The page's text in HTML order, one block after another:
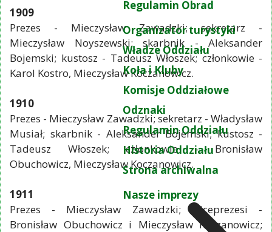
Regulamin Obrad
Organizator turystyki
Władze Oddziału
Koła i Kluby
Komisje Oddziałowe
Odznaki
Regulamin Oddziału
Historia Oddziału
Strona archiwalna
Nasze imprezy
1909
Prezes - Mieczysław Zawadzki; sekretarz -
Mieczysław Noyszewski; skarbnik - Aleksander
Bojemski; kustosz - Tadeusz Włoszek; członkowie -
Karol Kostro, Mieczysław Koczanowicz.
1910
Prezes - Mieczysław Zawadzki; sekretarz - Władysław
Musiał; skarbnik - Aleksander Bojemski; kustosz -
Tadeusz Włoszek; członkowie - Bronisław
Obuchowicz, Mieczysław Koczanowicz.
1911
Prezes - Mieczysław Zawadzki; wiceprezesi -
Bronisław Obuchowicz i Mieczysław Koczanowicz;